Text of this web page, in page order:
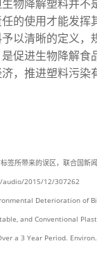
物降解塑料并不
的使用才能发挥
以清晰的定义，
促进生物降解食
，推进塑料污染
签所带来的误区，联合国新
2015/12/307262
Deterioration of
and Conventional
a 3 Year Period.